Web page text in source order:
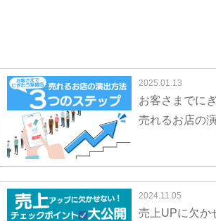
2025.01.13
お客さまでに
売れるお店の
2024.11.05
売上UPに欠か